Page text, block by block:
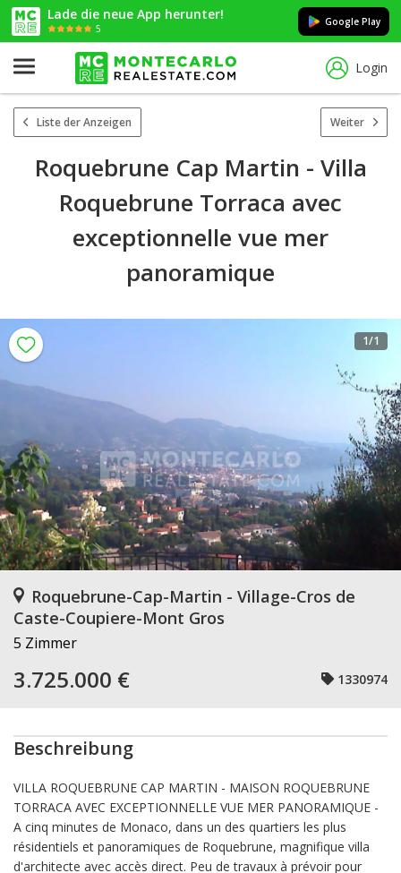
Lade die neue App herunter!
5
Google Play
Login
Liste der Anzeigen Weiter
Roquebrune Cap Martin - Villa
Roquebrune Torraca avec
exceptionnelle vue mer
panoramique
1/1
Roquebrune-Cap-Martin - Village-Cros de
Caste-Coupiere-Mont Gros
5 Zimmer
3.725.000 € 1330974
Beschreibung
VILLA ROQUEBRUNE CAP MARTIN - MAISON ROQUEBRUNE
TORRACA AVEC EXCEPTIONNELLE VUE MER PANORAMIQUE -
A cinq minutes de Monaco, dans un des quartiers les plus
résidentiels et panoramiques de Roquebrune, magnifique villa
d'architecte avec accès direct. Peu de travaux à prévoir pour